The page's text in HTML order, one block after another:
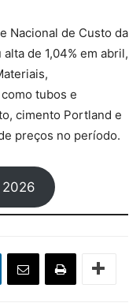
Nacional de Custo da
de 1,04% em abril,
tubos e
cimento Portland e
preços no período.
2026